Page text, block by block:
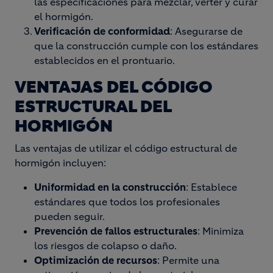
el hormigón.
Verificación de conformidad: Asegurarse de
que la construcción cumple con los estándares
establecidos en el prontuario.
VENTAJAS DEL CÓDIGO
ESTRUCTURAL DEL
HORMIGÓN
Las ventajas de utilizar el código estructural de
hormigón incluyen:
Uniformidad en la construcción: Establece
estándares que todos los profesionales
pueden seguir.
Prevención de fallos estructurales: Minimiza
los riesgos de colapso o daño.
Optimización de recursos: Permite una